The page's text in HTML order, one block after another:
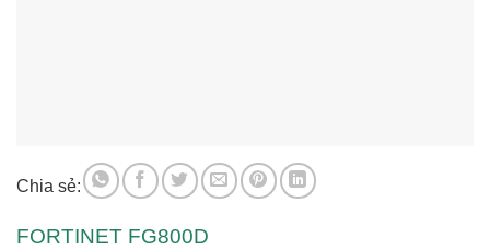
Chia sẻ:
FORTINET FG800D